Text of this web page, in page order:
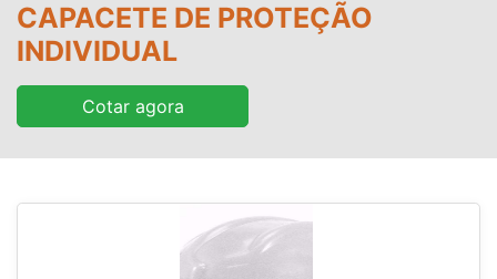
CAPACETE DE PROTEÇÃO
INDIVIDUAL
Cotar agora